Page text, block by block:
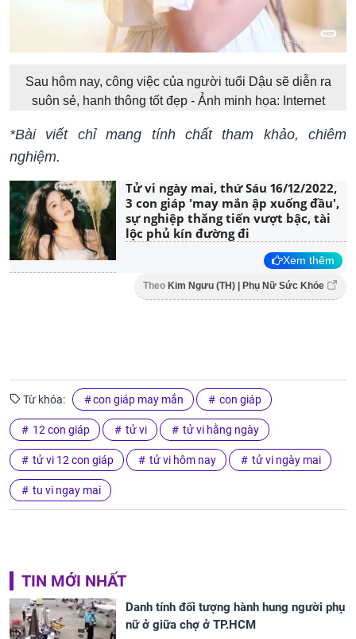
Sau hôm nay, công việc của người tuổi Dậu sẽ diễn ra
suôn sẻ, hanh thông tốt đẹp - Ảnh minh họa: Internet
*Bài viết chỉ mang tính chất tham khảo, chiêm
nghiệm.
Tử vi ngày mai, thứ Sáu 16/12/2022,
3 con giáp 'may mắn ập xuống đầu',
sự nghiệp thăng tiến vượt bậc, tài
lộc phủ kín đường đi
Xem thêm
Theo Kim Ngưu (TH) | Phụ Nữ Sức Khỏe
Từ khóa: con giáp may mắn con giáp
12 con giáp tử vi tử vi hằng ngày
tử vi 12 con giáp tử vi hôm nay tử vi ngày mai
tu vi ngay mai
TIN MỚI NHẤT
Danh tính đối tượng hành hung người phụ
nữ ở giữa chợ ở TP.HCM